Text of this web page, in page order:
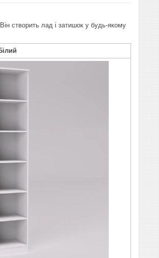
створить лад і затишок у будь-якому